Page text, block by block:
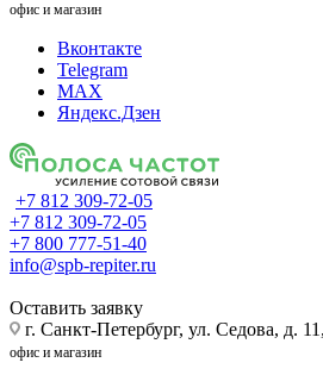
офис и магазин
Вконтакте
Telegram
MAX
Яндекс.Дзен
+7 812 309-72-05
+7 812 309-72-05
+7 800 777-51-40
info@spb-repiter.ru
Оставить заявку
г. Санкт-Петербург, ул. Седова, д.
офис и магазин